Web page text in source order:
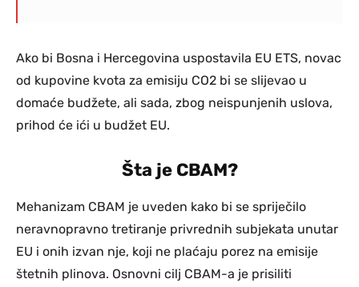
Ako bi Bosna i Hercegovina uspostavila EU ETS, novac
od kupovine kvota za emisiju CO2 bi se slijevao u
domaće budžete, ali sada, zbog neispunjenih uslova,
prihod će ići u budžet EU.
Šta je CBAM?
Mehanizam CBAM je uveden kako bi se spriječilo
neravnopravno tretiranje privrednih subjekata unutar
EU i onih izvan nje, koji ne plaćaju porez na emisije
štetnih plinova. Osnovni cilj CBAM-a je prisiliti